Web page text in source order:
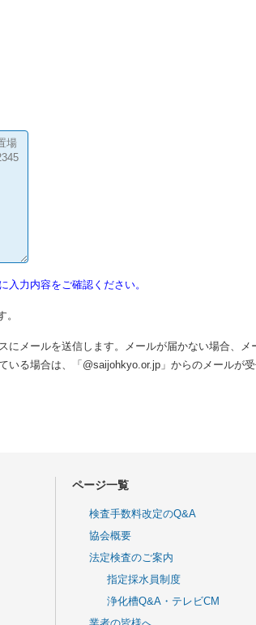
力内容をご確認ください。
メールを送信します。メールが届かない場合、
る場合は、「@saijohkyo.or.jp」からのメールが
ページ一覧
検査手数料改定のQ&A
協会概要
法定検査のご案内
指定採水員制度
浄化槽Q&A・テレビCM